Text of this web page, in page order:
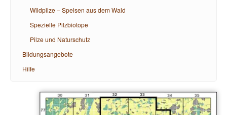
Wildpilze – Speisen aus dem Wald
Spezielle Pilzbiotope
Pilze und Naturschutz
Bildungsangebote
Hilfe